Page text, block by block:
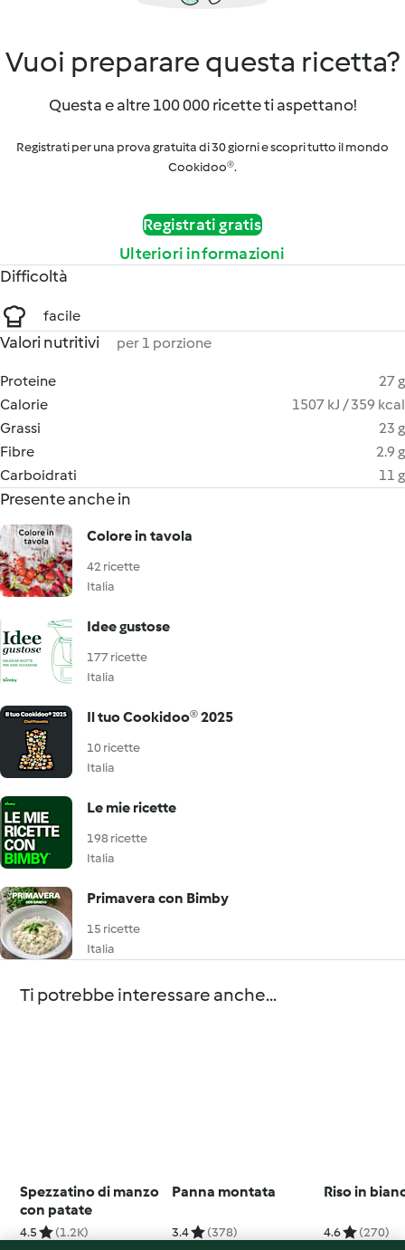
Vuoi preparare questa ricetta?
Questa e altre 100 000 ricette ti aspettano!
Registrati per una prova gratuita di 30 giorni e scopri tutto il mondo
Cookidoo®.
Registrati gratis
Ulteriori informazioni
Difficoltà
facile
Valori nutritivi per 1 porzione
Proteine
27 g
Calorie
1507 kJ / 359 kcal
Grassi
23 g
Fibre
2.9 g
Carboidrati
11 g
Presente anche in
Colore in tavola
42 ricette
Italia
Idee gustose
177 ricette
Italia
Il tuo Cookidoo® 2025
10 ricette
Italia
Le mie ricette
198 ricette
Italia
Primavera con Bimby
15 ricette
Italia
Ti potrebbe interessare anche...
Spezzatino di manzo
con patate
4.5 (1.2K)
Panna montata
3.4 (378)
Riso in
4.6 (270)